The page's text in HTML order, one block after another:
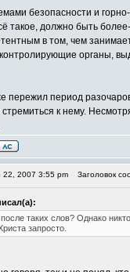
безопасности и
такое, должно быть
в том, чем
органы,
пережил период
к нему.
2007 3:55 pm Заголовок
таких слов? Однако
запросто.